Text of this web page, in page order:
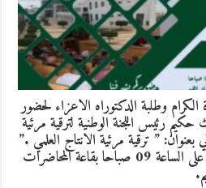
3 الاساتذة الكرام وطلبة الدكتوراه الاعزاء لحضور
رئيس اللجنة الوطنية لترقية مرئية
” ترقية مرئية الانتاج العلمي .”
يوم الاثنين 30 اكتوبر 2023 على الساعة 09 صباحا بقاعة المحاضرات